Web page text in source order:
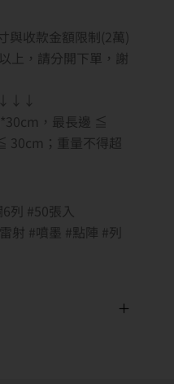
與收款金額限制(2萬)
上，請分開下單，謝
↓↓↓
，最長邊 ≦
30cm；重量不得超
列 #50張入
射 #噴墨 #點陣 #列